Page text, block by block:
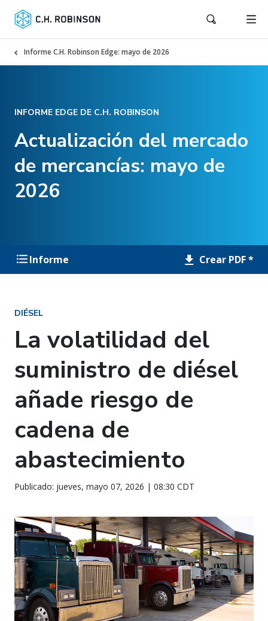
Informe C.H. Robinson Edge: mayo de 2026
INFORME EDGE DE C.H. ROBINSON
Actualización del mercado
de mercancías: mayo de
2026
Informe Crear PDF *
DIÉSEL
La volatilidad del
suministro de diésel
añade riesgo de
cadena de
abastecimiento
Publicado: jueves, mayo 07, 2026 | 08:30 CDT